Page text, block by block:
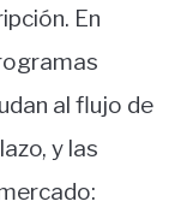
En
al flujo de
y las